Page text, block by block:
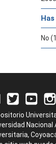
No
Nacional